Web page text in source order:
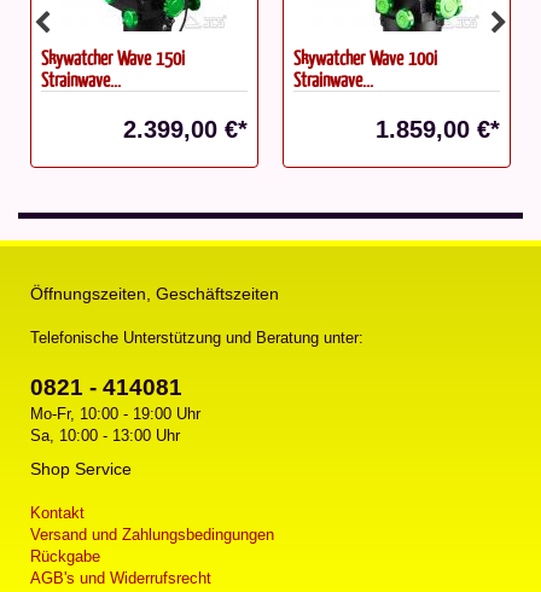
Skywatcher Wave 100i
Strainwave...
1.859,00 €*
SkyWatcher Montierung EQ-
AL55i...
929,00
Öffnungszeiten, Geschäftszeiten
Telefonische Unterstützung und Beratung unter:
0821 - 414081
Mo-Fr, 10:00 - 19:00 Uhr
Sa, 10:00 - 13:00 Uhr
Shop Service
Kontakt
Versand und Zahlungsbedingungen
Rückgabe
AGB's und Widerrufsrecht